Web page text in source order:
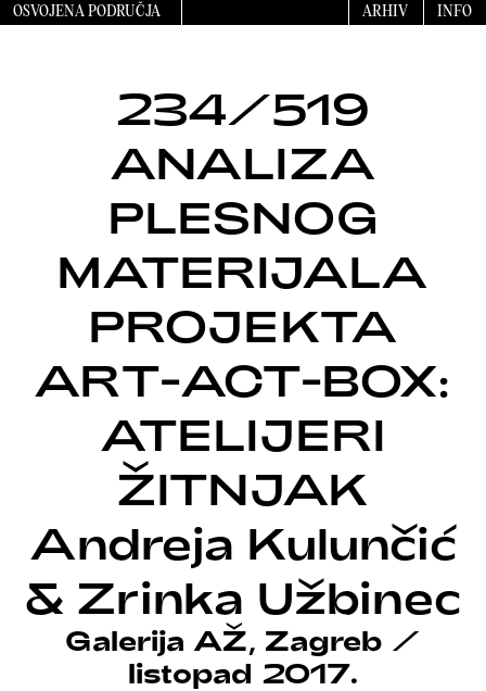
OSVOJENA PODRUČJA ARHIV INFO
234/519
ANALIZA
PLESNOG
MATERIJALA
PROJEKTA
ART-ACT-BOX:
ATELIJERI
ŽITNJAK
Andreja Kulunčić
& Zrinka Užbinec
Galerija AŽ, Zagreb /
listopad 2017.